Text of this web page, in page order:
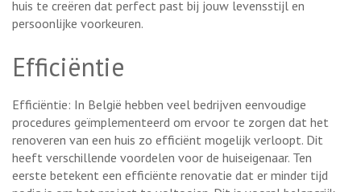
huis te creëren dat perfect past bij jouw levensstijl en
persoonlijke voorkeuren.
Efficiëntie
Efficiëntie: In België hebben veel bedrijven eenvoudige
procedures geïmplementeerd om ervoor te zorgen dat het
renoveren van een huis zo efficiënt mogelijk verloopt. Dit
heeft verschillende voordelen voor de huiseigenaar. Ten
eerste betekent een efficiënte renovatie dat er minder tijd